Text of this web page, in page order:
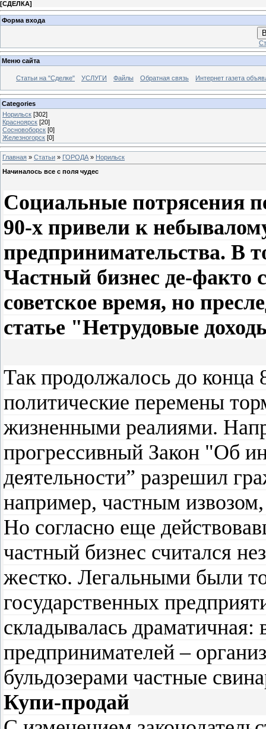
[СДЕЛКА]
Форма входа
Меню сайта
Статьи на "Сделке" УСЛУГИ Файлы Обратная связь Интернет газета
Categories
Норильск [302]
Красноярск [20]
Сосновоборск [0]
Железногорск [0]
Главная » Статьи » ГОРОДА » Норильск
Начиналось все с поля чудес
Социальные потрясения
90-х привели к
предпринимательства. В
Частный бизнес де-факто
советское время, но
статье "Нетрудовые
Так продолжалось до конца
политические перемены
жизненными реалиями.
прогрессивный Закон "Об
деятельности” разрешил
например, частным
Но согласно еще
частный бизнес считался
жестко. Легальными были
государственных
складывалась
предпринимателей –
бульдозерами частные
Купи-продай